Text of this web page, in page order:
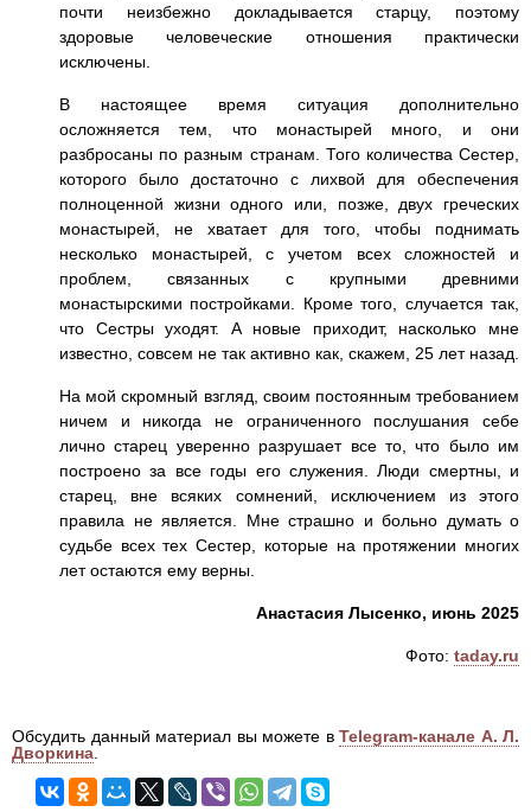
почти неизбежно докладывается старцу, поэтому
здоровые человеческие отношения практически
исключены.
В настоящее время ситуация дополнительно
осложняется тем, что монастырей много, и они
разбросаны по разным странам. Того количества Сестер,
которого было достаточно с лихвой для обеспечения
полноценной жизни одного или, позже, двух греческих
монастырей, не хватает для того, чтобы поднимать
несколько монастырей, с учетом всех сложностей и
проблем, связанных с крупными древними
монастырскими постройками. Кроме того, случается так,
что Сестры уходят. А новые приходит, насколько мне
известно, совсем не так активно как, скажем, 25 лет назад.
На мой скромный взгляд, своим постоянным требованием
ничем и никогда не ограниченного послушания себе
лично старец уверенно разрушает все то, что было им
построено за все годы его служения. Люди смертны, и
старец, вне всяких сомнений, исключением из этого
правила не является. Мне страшно и больно думать о
судьбе всех тех Сестер, которые на протяжении многих
лет остаются ему верны.
Анастасия Лысенко, июнь 2025
Фото: taday.ru
Обсудить данный материал вы можете в Telegram-канале А. Л.
Дворкина